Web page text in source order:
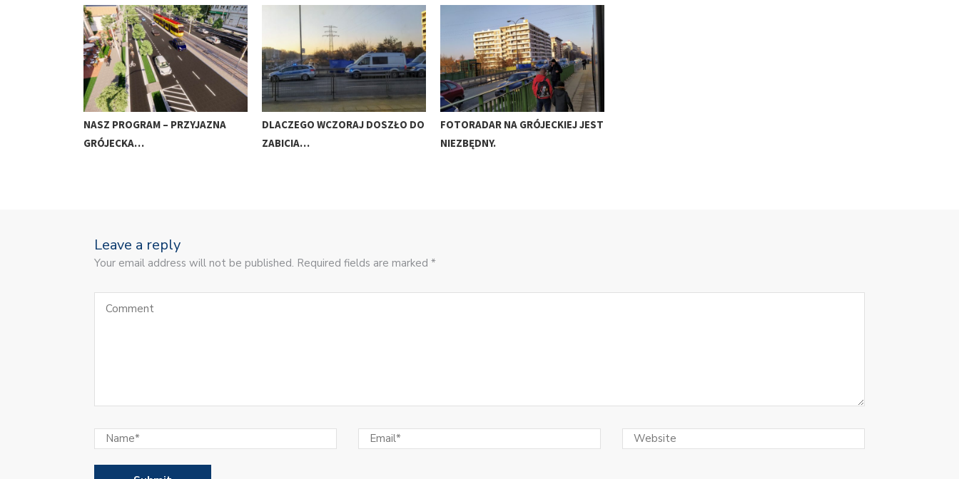
NASZ PROGRAM – PRZYJAZNA
GRÓJECKA…
DLACZEGO WCZORAJ DOSZŁO DO
ZABICIA…
FOTORADAR NA GRÓJECKIEJ JEST
NIEZBĘDNY.
Leave a reply
Your email address will not be published. Required fields are marked *